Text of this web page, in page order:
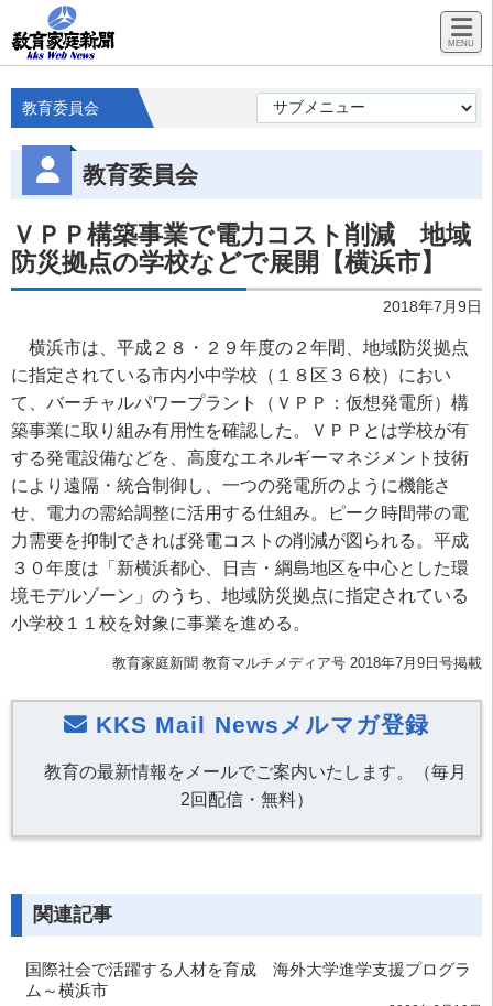
教育委員会
教育委員会
ＶＰＰ構築事業で電力コスト削減 地域
防災拠点の学校などで展開【横浜市】
2018年7月9日
横浜市は、平成２８・２９年度の２年間、地域防災拠点
に指定されている市内小中学校（１８区３６校）におい
て、バーチャルパワープラント（ＶＰＰ：仮想発電所）構
築事業に取り組み有用性を確認した。ＶＰＰとは学校が有
する発電設備などを、高度なエネルギーマネジメント技術
により遠隔・統合制御し、一つの発電所のように機能さ
せ、電力の需給調整に活用する仕組み。ピーク時間帯の電
力需要を抑制できれば発電コストの削減が図られる。平成
３０年度は「新横浜都心、日吉・綱島地区を中心とした環
境モデルゾーン」のうち、地域防災拠点に指定されている
小学校１１校を対象に事業を進める。
教育家庭新聞 教育マルチメディア号 2018年7月9日号掲載
KKS Mail Newsメルマガ登録
教育の最新情報をメールでご案内いたします。（毎月
2回配信・無料）
関連記事
国際社会で活躍する人材を育成 海外大学進学支援プログラ
ム～横浜市